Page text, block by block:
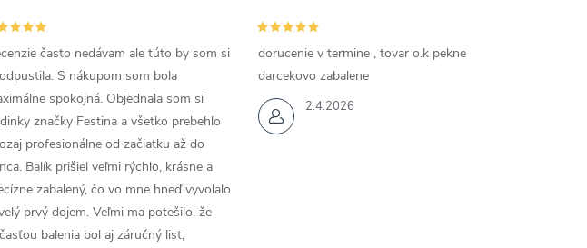
často nedávam ale túto by som si
S nákupom som bola
spokojná. Objednala som si
značky Festina a všetko prebehlo
profesionálne od začiatku až do
Balík prišiel veľmi rýchlo, krásne a
zabalený, čo vo mne hneď vyvolalo
prvý dojem. Veľmi ma potešilo, že
balenia bol aj záručný list,
2.4.2026
dorucenie v termine , tovar o.k pekne
darcekovo zabalene